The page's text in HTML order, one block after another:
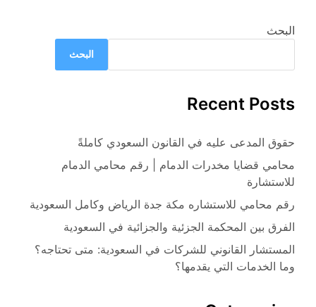
البحث
البحث
Recent Posts
حقوق المدعى عليه في القانون السعودي كاملةً
محامي قضايا مخدرات الدمام | رقم محامي الدمام
للاستشارة
رقم محامي للاستشاره مكة جدة الرياض وكامل السعودية
الفرق بين المحكمة الجزئية والجزائية في السعودية
المستشار القانوني للشركات في السعودية: متى تحتاجه؟
وما الخدمات التي يقدمها؟